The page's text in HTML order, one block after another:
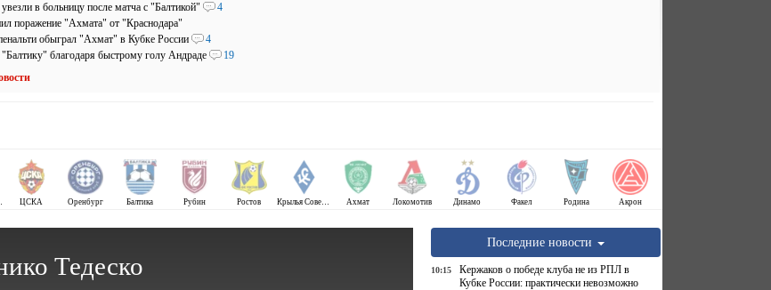
в больницу после матча с "Балтикой"
4
поражение "Ахмата" от "Краснодара"
обыграл "Ахмат" в Кубке России
4
благодаря быстрому голу Андраде
19
ЦСКА Оренбург Балтика Рубин Ростов Крылья Советов Ахмат Локомотив Динамо Факел Родина Акрон
Тедеско
Последние новости
10:15
Кержаков о победе клуба не из РПЛ в
Кубке России: практически невозможно